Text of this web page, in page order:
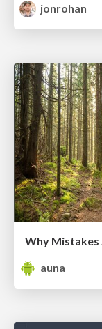
jonrohan
auna